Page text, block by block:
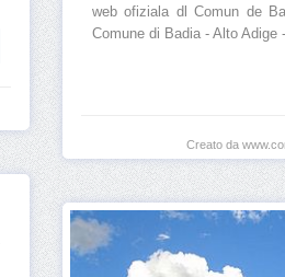
web ofiziala dl Comun de
Comune di Badia - Alto Adige
Creato da